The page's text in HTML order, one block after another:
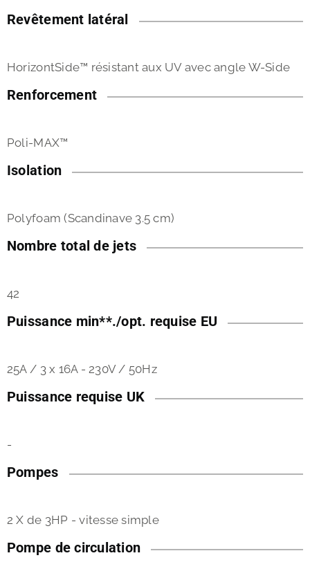
Revêtement latéral
HorizontSide™ résistant aux UV avec angle W-Side
Renforcement
Poli-MAX™
Isolation
Polyfoam (Scandinave 3.5 cm)
Nombre total de jets
42
Puissance min**./opt. requise EU
25A / 3 x 16A - 230V / 50Hz
Puissance requise UK
-
Pompes
2 X de 3HP - vitesse simple
Pompe de circulation